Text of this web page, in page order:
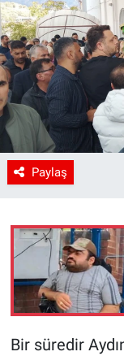
Paylaş
Bir süredir